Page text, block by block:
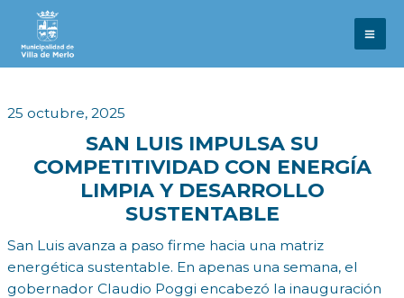
contenido
25 octubre, 2025
SAN LUIS IMPULSA SU
COMPETITIVIDAD CON ENERGÍA
LIMPIA Y DESARROLLO
SUSTENTABLE
San Luis avanza a paso firme hacia una matriz
energética sustentable. En apenas una semana, el
gobernador Claudio Poggi encabezó la inauguración